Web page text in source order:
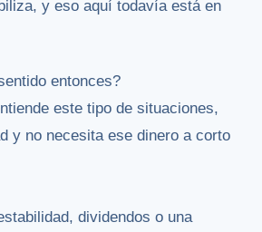
y eso aquí todavía está en
entonces?
este tipo de situaciones,
y no necesita ese dinero a corto
dividendos o una